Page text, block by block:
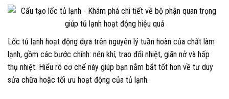
Lốc tủ lạnh hoạt động dựa trên nguyên lý tuần hoàn của chất làm
lạnh, gồm các bước chính: nén khí, trao đổi nhiệt, giãn nở và hấp
thụ nhiệt. Hiểu rõ cơ chế này giúp bạn nắm bắt tốt hơn về tư duy
sửa chữa hoặc tối ưu hoạt động của tủ lạnh.